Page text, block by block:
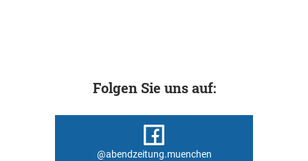
Folgen Sie uns auf:
@abendzeitung.muenchen